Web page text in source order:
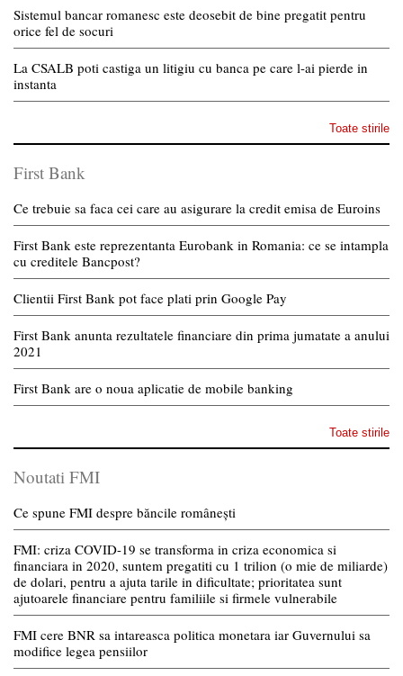
Sistemul bancar romanesc este deosebit de bine pregatit pentru
orice fel de socuri
La CSALB poti castiga un litigiu cu banca pe care l-ai pierde in
instanta
Toate stirile
First Bank
Ce trebuie sa faca cei care au asigurare la credit emisa de Euroins
First Bank este reprezentanta Eurobank in Romania: ce se intampla
cu creditele Bancpost?
Clientii First Bank pot face plati prin Google Pay
First Bank anunta rezultatele financiare din prima jumatate a anului
2021
First Bank are o noua aplicatie de mobile banking
Toate stirile
Noutati FMI
Ce spune FMI despre băncile românești
FMI: criza COVID-19 se transforma in criza economica si
financiara in 2020, suntem pregatiti cu 1 trilion (o mie de miliarde)
de dolari, pentru a ajuta tarile in dificultate; prioritatea sunt
ajutoarele financiare pentru familiile si firmele vulnerabile
FMI cere BNR sa intareasca politica monetara iar Guvernului sa
modifice legea pensiilor